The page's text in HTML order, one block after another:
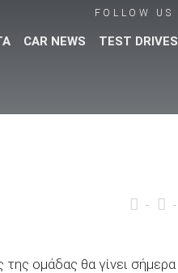
FOLLOW US
CAR NEWS TEST DRIVES
- -
ομάδας θα γίνει σήμερα